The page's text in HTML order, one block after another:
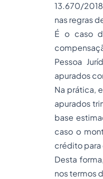
13.670/
nas regras
É o caso
Pessoa
apurados
Na prática,
apurados
base
caso o
crédito para
Desta
nos termos